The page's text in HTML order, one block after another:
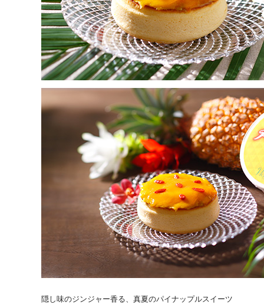
隠し味のジンジャー香る、真夏のパイナップルスイーツ